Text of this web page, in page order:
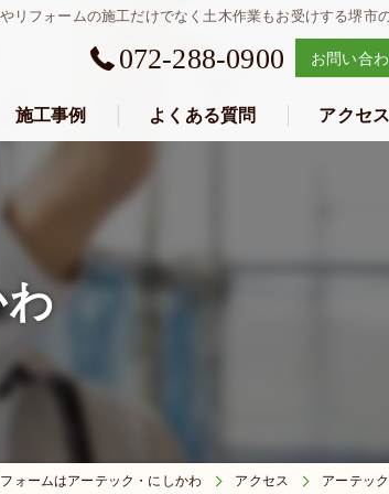
リフォームの施工だけでなく土木作業もお受けする堺市
072-288-0900 お問い合
施工事例 よくある質問 アクセス
ォームはアーテック・にしかわ アクセス アーテッ